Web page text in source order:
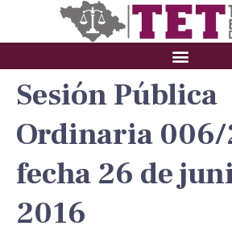
Sesión Pública
Ordinaria 006/
fecha 26 de
2016